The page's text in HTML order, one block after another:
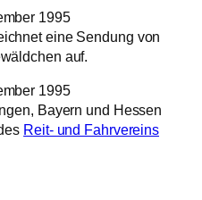
1995
eine Sendung von
auf.
1995
Bayern und Hessen
Reit- und Fahrvereins